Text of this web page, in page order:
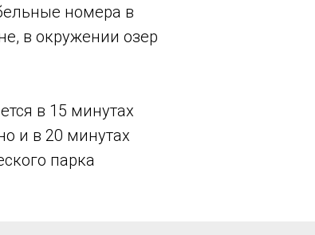
номера в
в окружении озер
в 15 минутах
и в 20 минутах
парка